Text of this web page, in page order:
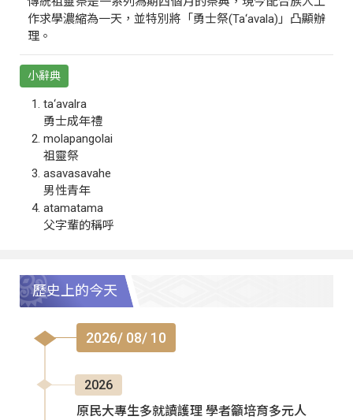
作求學濃縮為一天，並特別將「勇士祭(Ta‘avala)」凸顯辦
理。
小辭典
ta‘avalra
勇士成年禮
molapangolai
祖靈祭
asavasavahe
男性青年
atamatama
父字輩的稱呼
歷史上的今天
2026/ 08/ 10
2026
原民大專生多就讀護理 學者籲培育多元人